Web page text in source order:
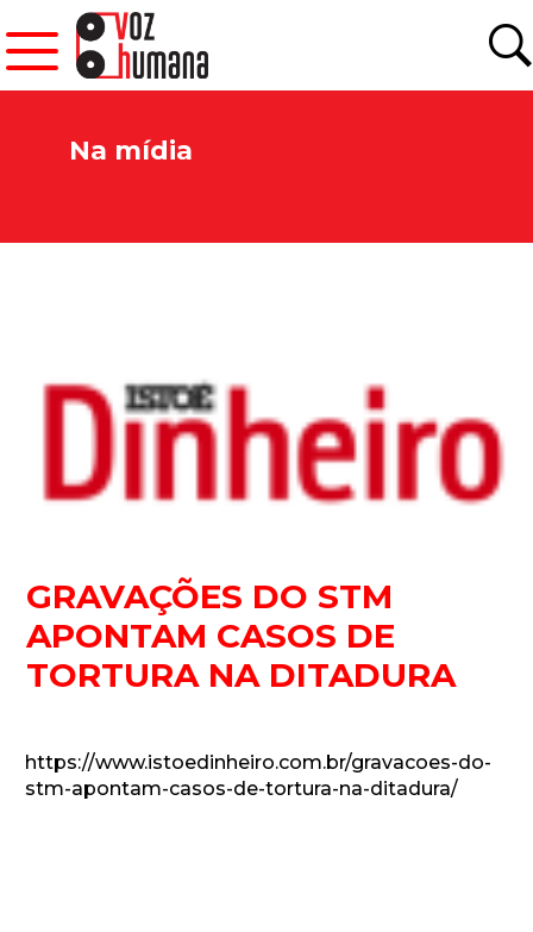
Na mídia
GRAVAÇÕES DO STM
APONTAM CASOS DE
TORTURA NA DITADURA
https://www.istoedinheiro.com.br/gravacoes-do-
stm-apontam-casos-de-tortura-na-ditadura/